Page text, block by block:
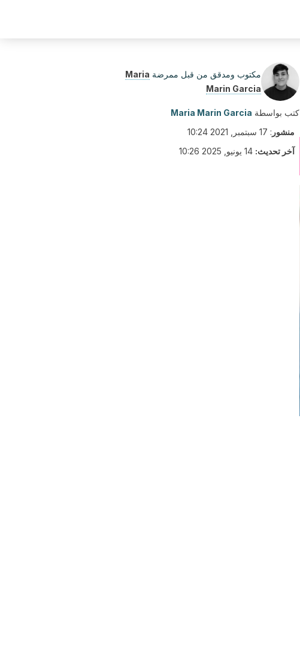
مكتوب ومدقق من قبل ممرضة Maria
Marin Garcia
كتب بواسطة Maria Marin Garcia
منشور : 17 سبتمبر, 2021 10:24
آخر تحديث: 14 يونيو, 2025 10:26